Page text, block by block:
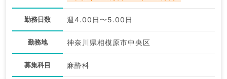
勤務日数 週4.00日〜5.00日
勤務地 神奈川県相模原市中央区
募集科目 麻酔科